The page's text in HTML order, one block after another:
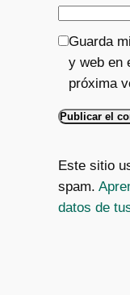
Guarda
y web en
próxima
Este sitio
spam.
datos de